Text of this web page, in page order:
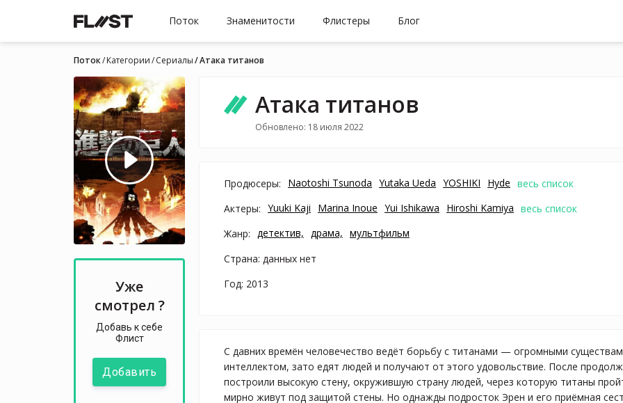
Поток Знаменитости Флистеры Блог
Поток Категории Cериалы Атака титанов
Уже
смотрел ?
Добавь к себе
Флист
Добавить
Атака титанов
Обновлено: 18 июля 2022
Продюсеры: Naotoshi Tsunoda Yutaka Ueda YOSHIKI Hyde весь список
Актеры: Yuuki Kaji Marina Inoue Yui Ishikawa Hiroshi Kamiya весь список
Жанр:
детектив, драма, мультфильм
Страна: данных нет
Год: 2013
С давних времён человечество ведёт борьбу с титанами — огромными
интеллектом, зато едят людей и получают от этого удовольствие. После
построили высокую стену, окружившую страну людей, через которую титаны
мирно живут под защитой стены. Но однажды подросток Эрен и его приёмная